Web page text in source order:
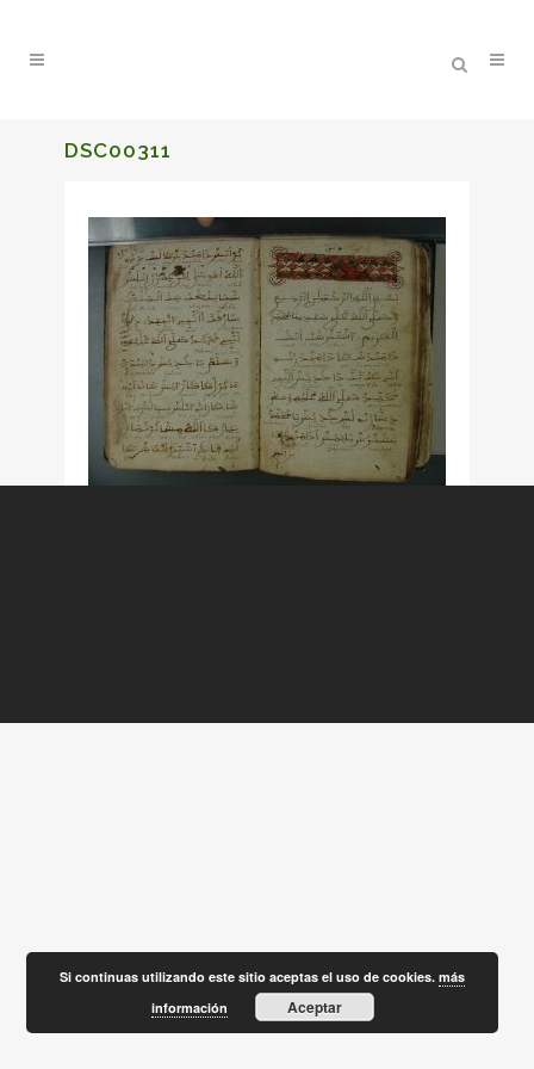
DSC00311
Si continuas utilizando este sitio aceptas el uso de cookies.más
información
Aceptar